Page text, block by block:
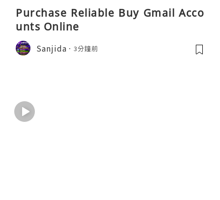
Purchase Reliable Buy Gmail Acco
unts Online
Sanjida 3分鐘前